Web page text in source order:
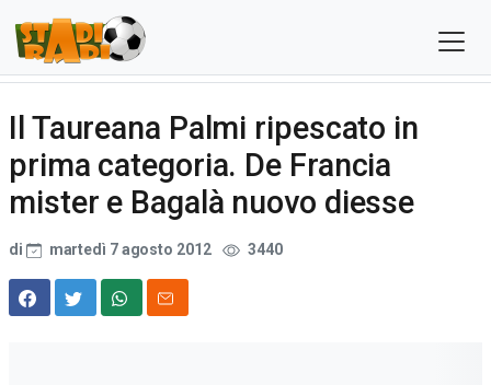
Il Taureana Palmi ripescato in
prima categoria. De Francia
mister e Bagalà nuovo diesse
di martedì 7 agosto 2012 3440